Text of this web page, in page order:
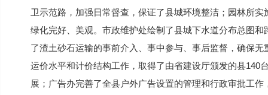
卫示范路，加强日常督查，保证了县城环境整洁；园林所
绿化完好、美观。市政维护处绘制了县城下水道分布总图
了渣土砂石运输的事前介入、事中参与、事后监督，确保
运价水平和计价结构工作，取得了由省建设厅颁发的县140
展；广告办完善了全县户外广告设置的管理和行政审批工